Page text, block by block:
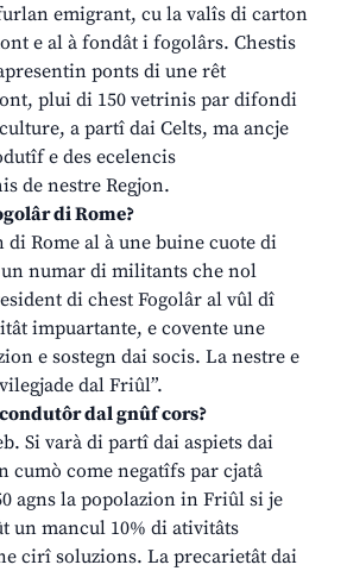
emigrant, cu la valîs di carton
e al à fondât i fogolârs. Chestis
ponts di une rêt
plui di 150 vetrinis par difondi
a partî dai Celts, ma ancje
e des ecelencis
de nestre Regjon.
di Rome?
di Rome al à une buine cuote di
numar di militants che nol
di chest Fogolâr al vûl dî
impuartante, e covente une
e sostegn dai socis. La nestre e
dal Friûl”.
dal gnûf cors?
Si varà di partî dai aspiets dai
cumò come negatîfs par cjatâ
agns la popolazion in Friûl si je
un mancul 10% di ativitâts
cirî soluzions. La precarietât dai